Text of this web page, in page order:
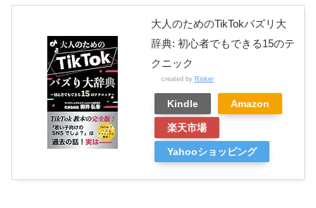
大人のためのTikTokバズリ大
辞典: 初心者でもできる15のテ
クニック
created by Rinker
Kindle Amazon
楽天市場
Yahooショッピング